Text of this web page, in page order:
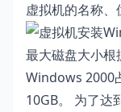
虚拟机的名称、
最大磁盘大小
Windows 2000
10GB。 为了达